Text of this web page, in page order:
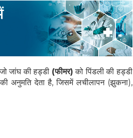
जांघ की हड्डी (फीमर) को पिंडली की हड्डी
अनुमति देता है, जिसमें लचीलापन (झुकना),